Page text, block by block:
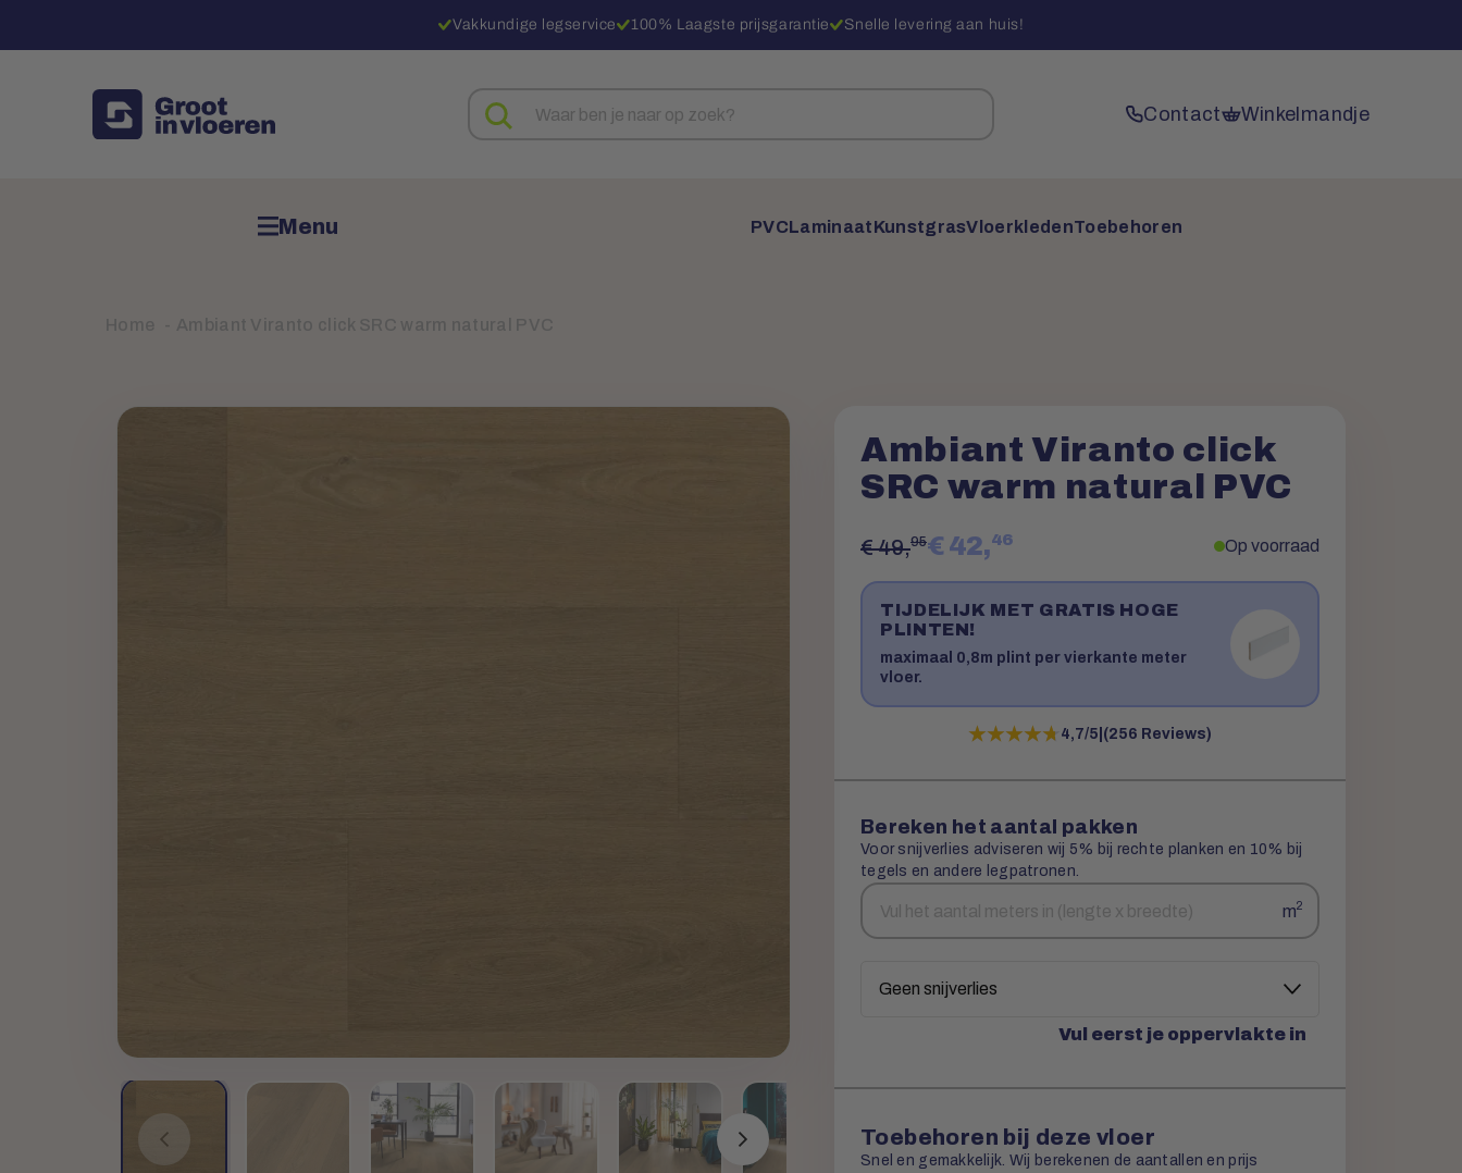
Vakkundige legservice 100% Laagste prijsgarantie Snelle levering aan huis!
Zoeken
naar
Contact Winkelmandje
Menu PVCLaminaatKunstgrasVloerkledenToebehoren
Home Ambiant Viranto click SRC warm natural PVC
Ambiant Viranto click
SRC warm natural PVC
€ 49,95€ 42,46 Op voorraad
TIJDELIJK MET GRATIS HOGE
PLINTEN!
maximaal 0,8m plint per vierkante meter
vloer.
★★★★★
★★★★★ 4,7/5 (256 Reviews)
Bereken het aantal pakken
Voor snijverlies adviseren wij 5% bij rechte planken en 10% bij
tegels en andere legpatronen.
Aantal
vierkante
m2
Snijverlies
Vul eerst je oppervlakte in
Toebehoren bij deze vloer
Snel en gemakkelijk. Wij berekenen de aantallen en prijs